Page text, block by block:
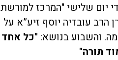
יום שלישי "המרכז למורשת
הרב עובדיה יוסף זיע”א על
והשבוע בנושא: "כל אחד
תורה"